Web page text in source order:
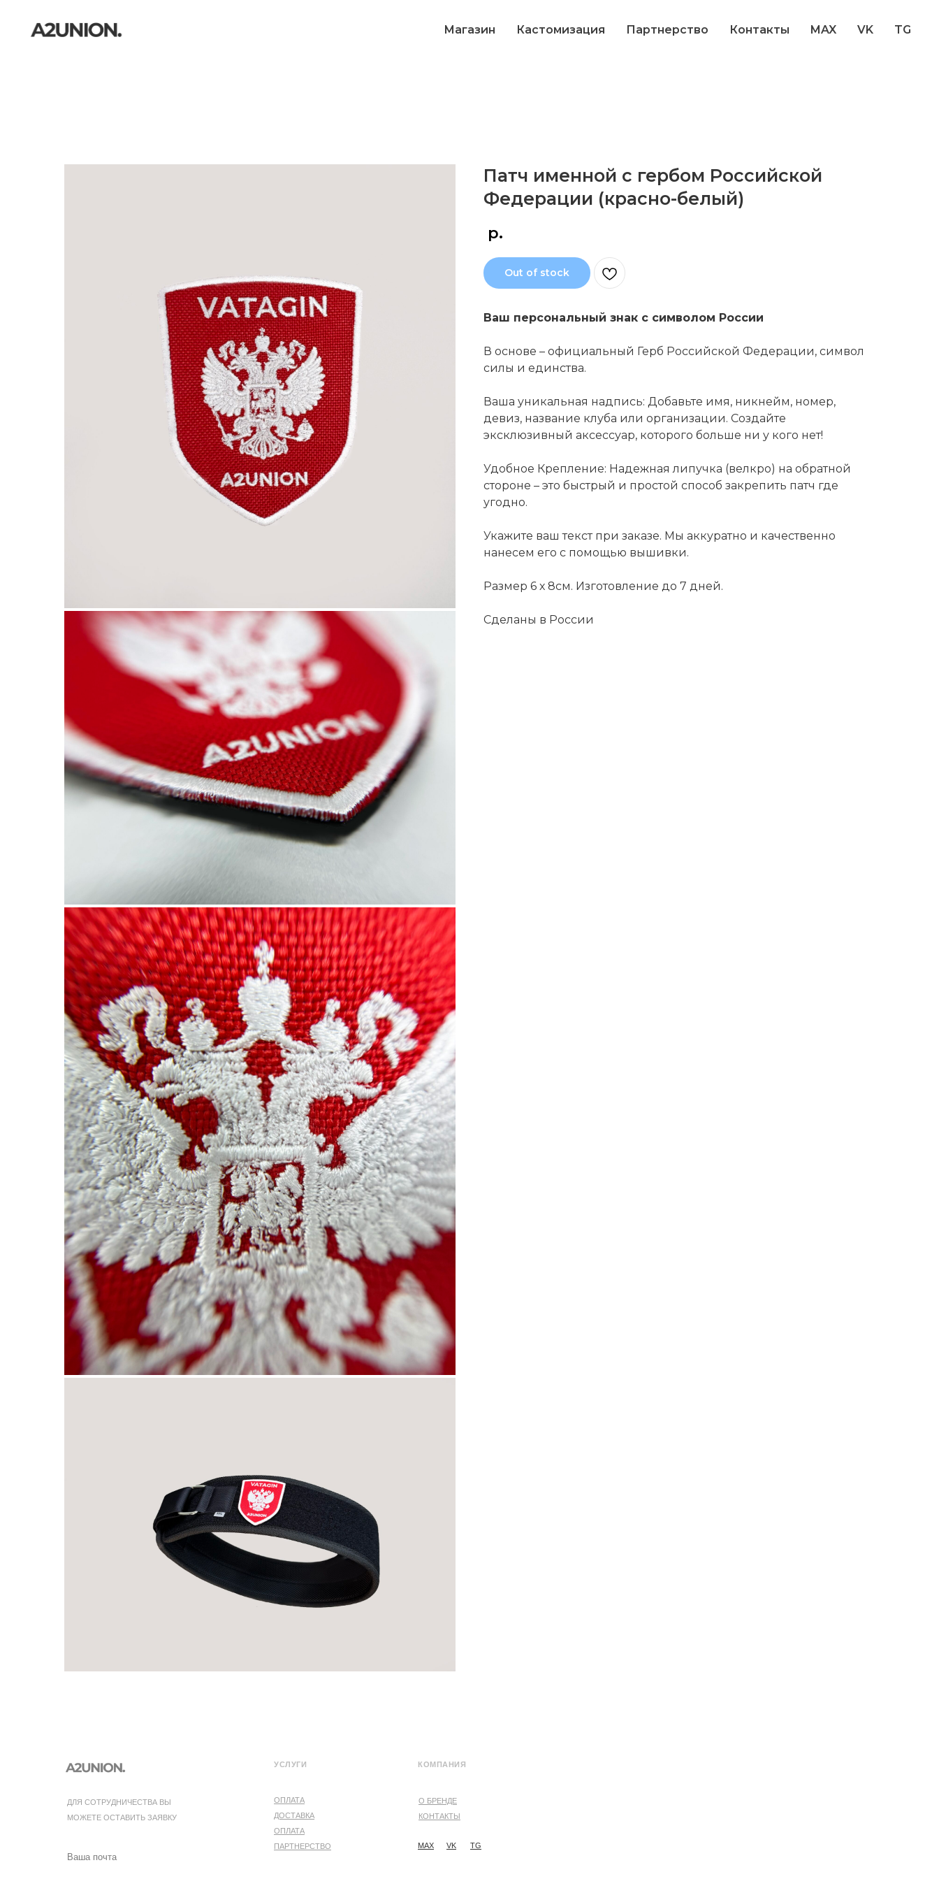
Магазин Кастомизация Партнерство Контакты MAX VK TG
Патч именной с гербом Российской
Федерации (красно-белый)
р.
Out of stock
Ваш персональный знак с символом России
В основе – официальный Герб Российской Федерации, символ
силы и единства.
Ваша уникальная надпись: Добавьте имя, никнейм, номер,
девиз, название клуба или организации. Создайте
эксклюзивный аксессуар, которого больше ни у кого нет!
Удобное Крепление: Надежная липучка (велкро) на обратной
стороне – это быстрый и простой способ закрепить патч где
угодно.
Укажите ваш текст при заказе. Мы аккуратно и качественно
нанесем его с помощью вышивки.
Размер 6 х 8см. Изготовление до 7 дней.
Сделаны в России
УСЛУГИ
ОПЛАТА
ДОСТАВКА
ОПЛАТА
ПАРТНЕРСТВО
ДЛЯ СОТРУДНИЧЕСТВА ВЫ
МОЖЕТЕ ОСТАВИТЬ ЗАЯВКУ
О БРЕНДЕ
КОНТАКТЫ
VK TG
MAX
КОМПАНИЯ
Ваша почта